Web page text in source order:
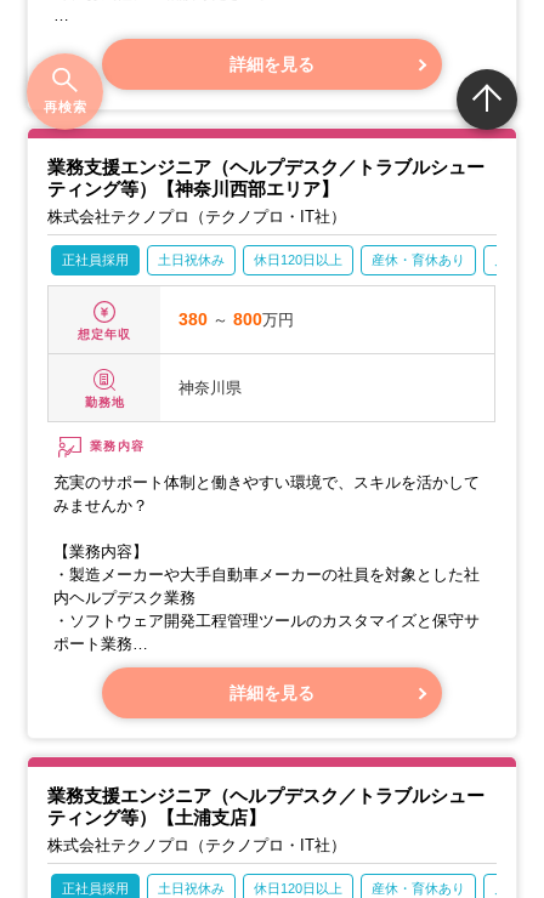
【業務内容】
詳細を見る
業務支援エンジニア（ヘルプデスク／トラブルシュー
ティング等）【神奈川西部エリア】
株式会社テクノプロ（テクノプロ・IT社）
正社員採用 土日祝休み 休日120日以上 産休・育休あり
想定年収
380 ～800万円
勤務地
神奈川県
業務内容
充実のサポート体制と働きやすい環境で、スキルを活かして
みませんか？
【業務内容】
・製造メーカーや大手自動車メーカーの社員を対象とした社
内ヘルプデスク業務
・ソフトウェア開発工程管理ツールのカスタマイズと保守サ
ポート業務
・ウイルス対策ソフトのサポート業務
・生産管理システムのサポート業務
・Microsoft Teamsの検証と展開業務
詳細を見る
業務支援エンジニア（ヘルプデスク／トラブルシュー
ティング等）【土浦支店】
株式会社テクノプロ（テクノプロ・IT社）
正社員採用 土日祝休み 休日120日以上 産休・育休あり
再検索